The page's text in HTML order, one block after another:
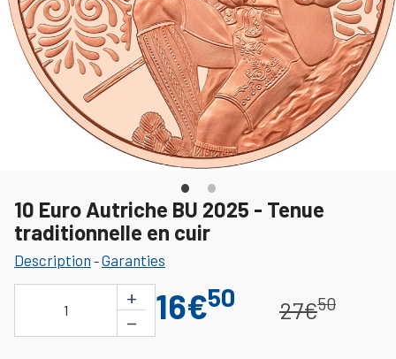
10 Euro Autriche BU 2025 - Tenue
traditionnelle en cuir
Description -Garanties
1
+
−
16€50 27€50